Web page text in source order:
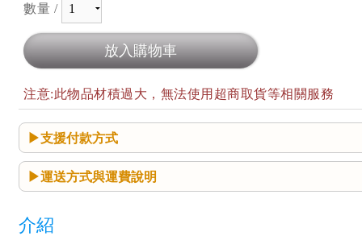
數量 /
注意:此物品材積過大，無法使用超商取貨等相關服務
支援付款方式
運送方式與運費說明
介紹